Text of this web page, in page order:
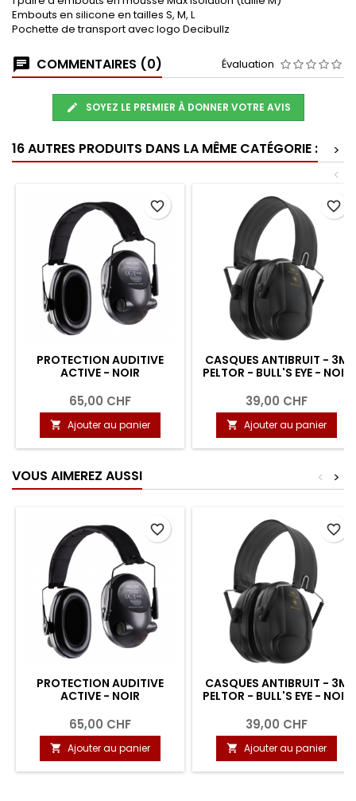
Embouts en silicone en tailles S, M, L
Pochette de transport avec logo Decibullz
COMMENTAIRES (0) Évaluation
SOYEZ LE PREMIER À DONNER VOTRE AVIS
16 AUTRES PRODUITS DANS LA MÊME CATÉGORIE :
>
<
PROTECTION AUDITIVE
ACTIVE - NOIR
65,00 CHF
 Ajouter au panier
favorite_border
CASQUES ANTIBRUIT - 3M
PELTOR - BULL'S EYE - NOIR
39,00 CHF
 Ajouter au panier
favorite_border
VOUS AIMEREZ AUSSI >
<
PROTECTION AUDITIVE
ACTIVE - NOIR
65,00 CHF
 Ajouter au panier
favorite_border
CASQUES ANTIBRUIT - 3M
PELTOR - BULL'S EYE - NOIR
39,00 CHF
 Ajouter au panier
favorite_border